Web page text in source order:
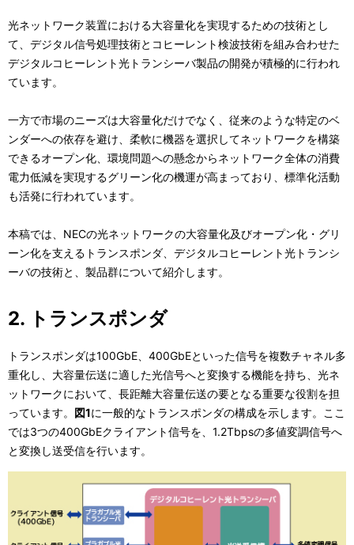
光ネットワーク装置における大容量化を実現するための技術とし
て、デジタル信号処理技術とコヒーレント検波技術を組み合わせた
デジタルコヒーレント光トランシーバ製品の開発が積極的に行われ
ています。
一方で市場のニーズは大容量化だけでなく、従来のような特定のベ
ンダーへの依存を避け、柔軟に機器を選択してネットワークを構築
できるオープン化、環境問題への懸念からネットワーク全体の消費
電力低減を実現するグリーン化の機運が高まっており、標準化活動
も活発に行われています。
本稿では、NECの光ネットワークの大容量化及びオープン化・グリ
ーン化を支えるトランスポンダ、デジタルコヒーレント光トランシ
ーバの技術と、製品群について紹介します。
2. トランスポンダ
トランスポンダは100GbE、400GbEといった信号を複数チャネル多
重化し、大容量伝送に適した光信号へと変換する機能を持ち、光ネ
ットワークにおいて、長距離大容量伝送の要となる重要な役割を担
っています。 図1に一般的なトランスポンダの構成を示します。ここ
では3つの400GbEクライアント信号を、1.2Tbpsの多値変調信号へ
と変換し送受信を行います。